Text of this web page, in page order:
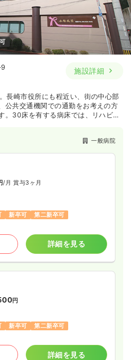
一時募集休止
詳細を見る
施設詳細
長崎市役所にも程近い、街の中心部
公共交通機関での通勤をお考えの方
。30床を有する病床では、リハビリ
一般病院
/月 賞与3ヶ月
新卒可
第二新卒可
詳細を見る
円
新卒可
第二新卒可
詳細を見る